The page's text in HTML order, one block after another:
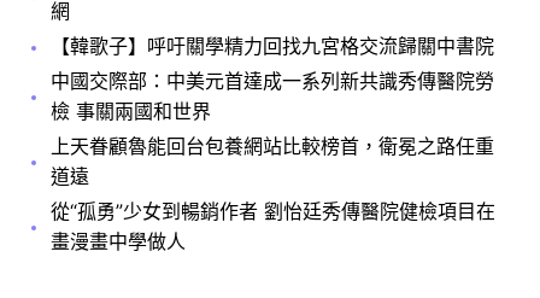
網
【韓歌子】呼吁關學精力回找九宮格交流歸關中書院
中國交際部：中美元首達成一系列新共識秀傳醫院勞
檢 事關兩國和世界
上天眷顧魯能回台包養網站比較榜首，衛冕之路任重
道遠
從“孤勇”少女到暢銷作者 劉怡廷秀傳醫院健檢項目在
畫漫畫中學做人